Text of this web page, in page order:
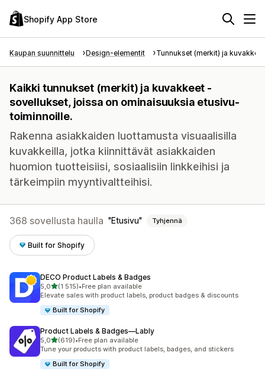
Shopify App Store
Kaupan suunnittelu Design-elementit Tunnukset (merkit) ja kuvakkeet
Kaikki tunnukset (merkit) ja kuvakkeet -
sovellukset, joissa on ominaisuuksia etusivu-
toiminnoille.
Rakenna asiakkaiden luottamusta visuaalisilla
kuvakkeilla, jotka kiinnittävät asiakkaiden
huomion tuotteisiisi, sosiaalisiin linkkeihisi ja
tärkeimpiin myyntivaltteihisi.
368 sovellusta haulla Etusivu Tyhjennä
Built for Shopify
DECO Product Labels & Badges
5,0/ 5 tähteä
(1 515)
1515 arvostelua yhteensä
•Free plan available
Elevate sales with product labels, product badges & discounts
Built for Shopify
Product Labels & Badges—Lably
5,0/ 5 tähteä
(619)
619 arvostelua yhteensä
•Free plan available
Tune your products with product labels, badges, and stickers
Built for Shopify